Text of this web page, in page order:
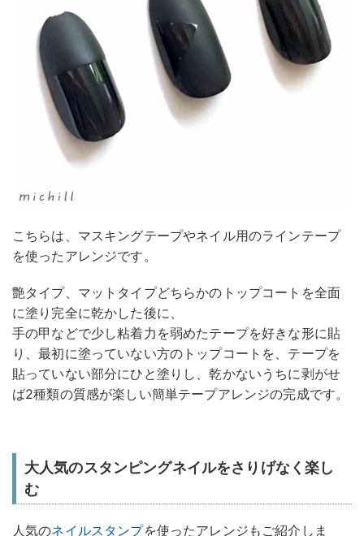
こちらは、マスキングテープやネイル用のラインテープ
を使ったアレンジです。
艶タイプ、マットタイプどちらかのトップコートを全面
に塗り完全に乾かした後に、
手の甲などで少し粘着力を弱めたテープを好きな形に貼
り、最初に塗っていない方のトップコートを、テープを
貼っていない部分にひと塗りし、乾かないうちに剥がせ
ば2種類の質感が楽しい簡単テープアレンジの完成です。
大人気のスタンピングネイルをさりげなく楽し
む
人気のネイルスタンプを使ったアレンジもご紹介しま